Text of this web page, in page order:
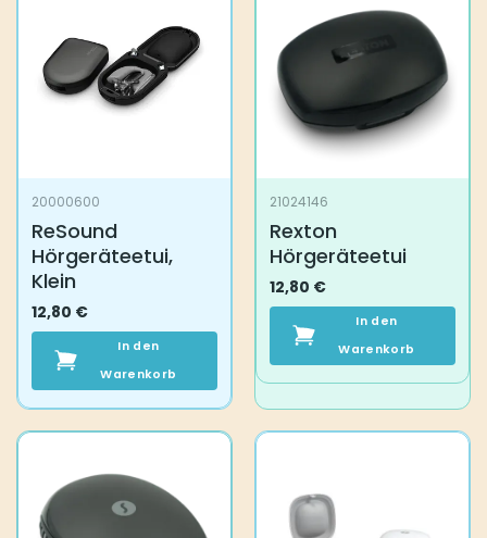
20000600
ReSound
Hörgeräteetui,
Klein
12,80 €
In den
Warenkorb
21024146
Rexton
Hörgeräteetui
12,80 €
In den
Warenkorb